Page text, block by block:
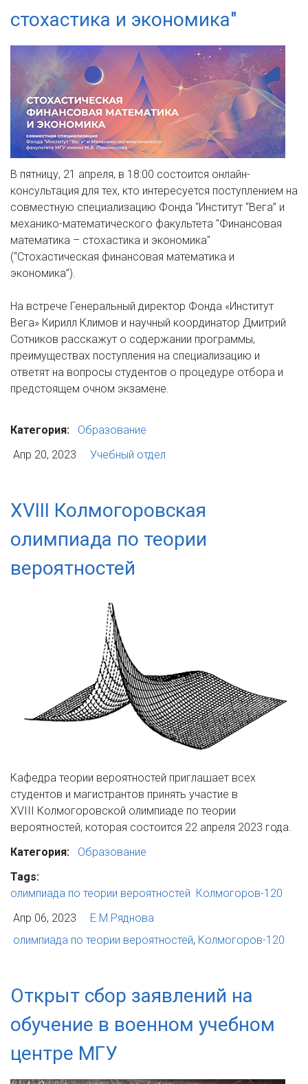
стохастика и экономика"
В пятницу, 21 апреля, в 18:00 состоится онлайн-
консультация для тех, кто интересуется поступлением на
совместную специализацию Фонда “Институт “Вега” и
механико-математического факультета "Финансовая
математика – стохастика и экономика"
(“Стохастическая финансовая математика и
экономика”).
На встрече Генеральный директор Фонда «Институт
Вега» Кирилл Климов и научный координатор Дмитрий
Сотников расскажут о содержании программы,
преимуществах поступления на специализацию и
ответят на вопросы студентов о процедуре отбора и
предстоящем очном экзамене.
Категория:
Образование
Апр 20, 2023
Учебный отдел
XVIII Колмогоровская
олимпиада по теории
вероятностей
Кафедра теории вероятностей приглашает всех
студентов и магистрантов принять участие в
XVIII Колмогоровской олимпиаде по теории
вероятностей, которая состоится 22 апреля 2023 года.
Категория:
Образование
Tags:
олимпиада по теории вероятностей Колмогоров-120
Апр 06, 2023
Е.М.Ряднова
олимпиада по теории вероятностей, Колмогоров-120
Открыт сбор заявлений на
обучение в военном учебном
центре МГУ